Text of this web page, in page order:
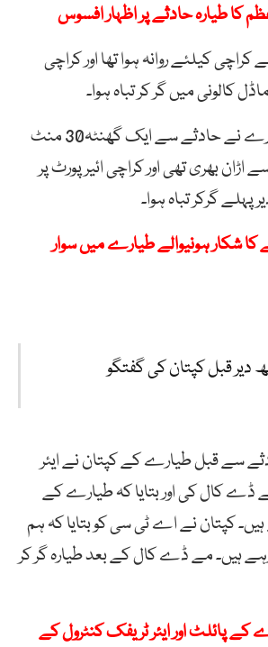
کا طیارہ حادثے پر اظہار افسوس
کراچی کیلئے روانہ ہوا تھا اور کراچی
کالونی میں گر کر تباہ ہوا۔
پی آئی اے کے طیارے نے حادثے سے ایک گھنٹہ30 منٹ
اڑان بھری تھی اور کراچی ائیر پورٹ پر
گرکر تباہ ہوا۔
کا شکار ہونیوالے طیارے میں سوار
قبل کپتان کی گفتگو
سے قبل طیارے کے کپتان نے ایئر
ڈے کال کی اور بتایا کہ طیارے کے
کپتان نے اے ٹی سی کو بتایا کہ ہم
ہیں۔ مے ڈے کال کے بعد طیارہ گر کر
کے پائلٹ اور ایئر ٹریفک کنٹرول کے